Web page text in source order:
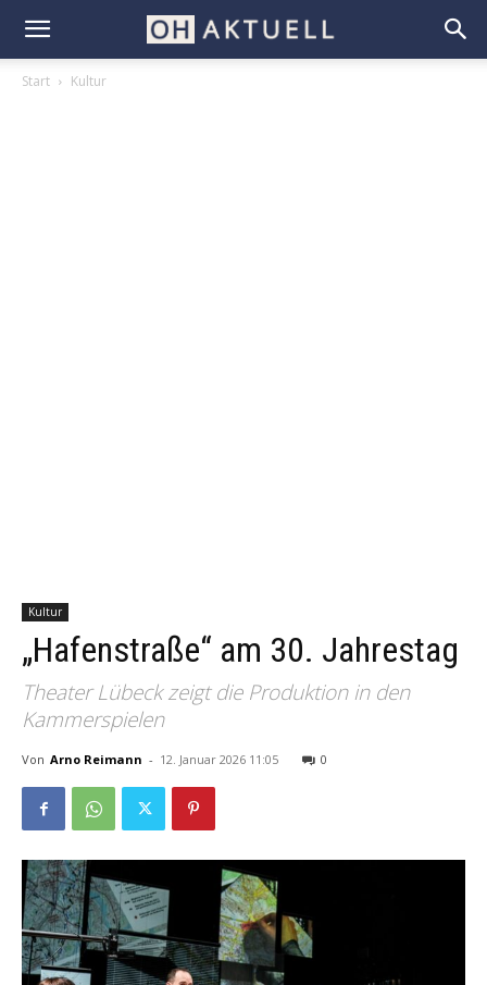
Start Kultur
Kultur
„Hafenstraße“ am 30. Jahrestag
Theater Lübeck zeigt die Produktion in den
Kammerspielen
Von Arno Reimann - 12. Januar 2026 11:05 0